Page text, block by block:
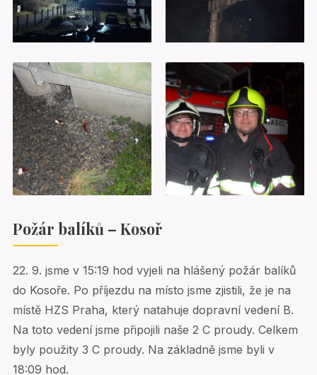
Požár balíků – Kosoř
22. 9. jsme v 15:19 hod vyjeli na hlášený požár balíků
do Kosoře. Po příjezdu na místo jsme zjistili, že je na
místě HZS Praha, který natahuje dopravní vedení B.
Na toto vedení jsme připojili naše 2 C proudy. Celkem
byly použity 3 C proudy. Na základně jsme byli v
18:09 hod.